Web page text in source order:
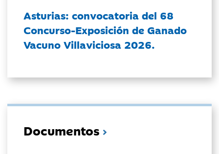
Asturias: convocatoria del 68
Concurso-Exposición de Ganado
Vacuno Villaviciosa 2026.
Documentos